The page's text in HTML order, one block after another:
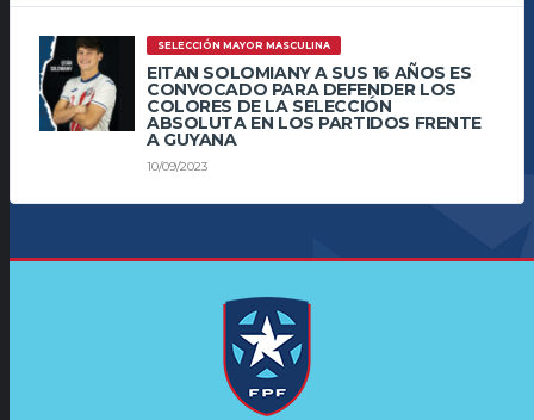
SELECCIÓN MAYOR MASCULINA
EITAN SOLOMIANY A SUS 16 AÑOS ES
CONVOCADO PARA DEFENDER LOS
COLORES DE LA SELECCIÓN
ABSOLUTA EN LOS PARTIDOS FRENTE
A GUYANA
10/09/2023